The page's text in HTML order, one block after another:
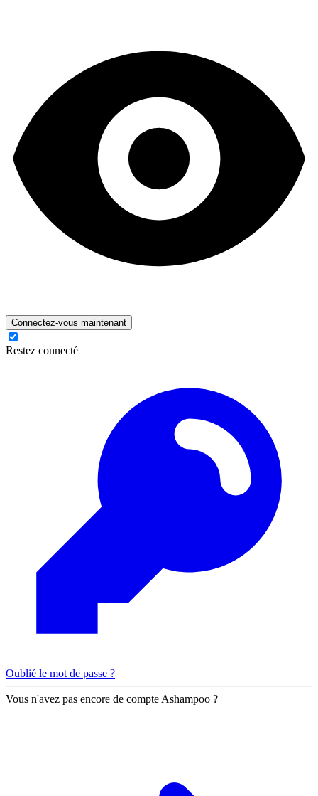
Connectez-vous maintenant
Restez connecté
Oublié le mot de passe ?
Vous n'avez pas encore de compte Ashampoo ?